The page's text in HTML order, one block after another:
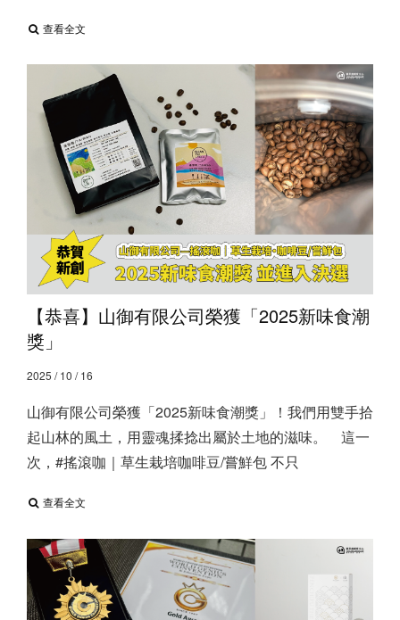
查看全文
【恭喜】山御有限公司榮獲「2025新味食潮
獎」
2025 / 10 / 16
山御有限公司榮獲「2025新味食潮獎」！ ​ 我們用雙手拾
起山林的風土，用靈魂揉捻出屬於土地的滋味。⠀ 這一
次，#搖滾咖｜草生栽培咖啡豆/嘗鮮包 不只
查看全文